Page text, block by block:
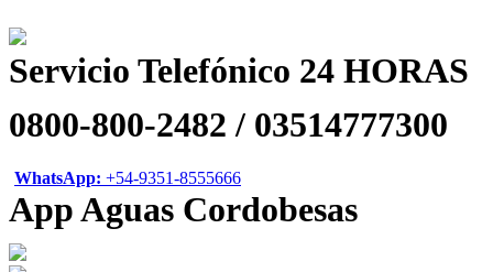
Servicio Telefónico 24 HORAS
0800-800-2482 / 03514777300
WhatsApp: +54-9351-8555666
App Aguas Cordobesas